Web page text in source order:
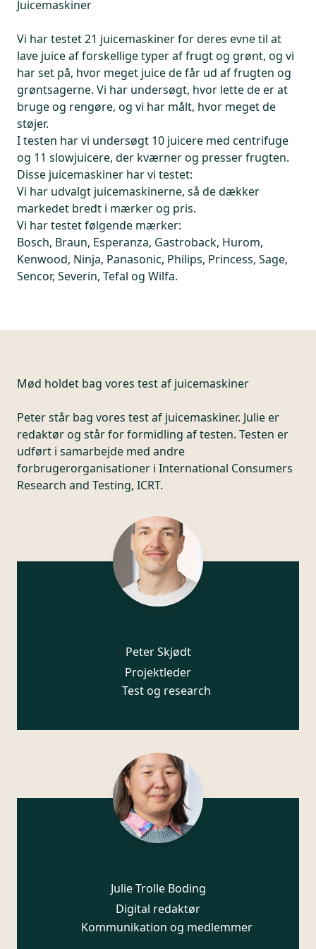
Juicemaskiner
Vi har testet 21 juicemaskiner for deres evne til at
lave juice af forskellige typer af frugt og grønt, og vi
har set på, hvor meget juice de får ud af frugten og
grøntsagerne. Vi har undersøgt, hvor lette de er at
bruge og rengøre, og vi har målt, hvor meget de
støjer.
I testen har vi undersøgt 10 juicere med centrifuge
og 11 slowjuicere, der kværner og presser frugten.
Disse juicemaskiner har vi testet:
Vi har udvalgt juicemaskinerne, så de dækker
markedet bredt i mærker og pris.
Vi har testet følgende mærker:
Bosch, Braun, Esperanza, Gastroback, Hurom,
Kenwood, Ninja, Panasonic, Philips, Princess, Sage,
Sencor, Severin, Tefal og Wilfa.
Mød holdet bag vores test af juicemaskiner
Peter står bag vores test af juicemaskiner. Julie er
redaktør og står for formidling af testen. Testen er
udført i samarbejde med andre
forbrugerorganisationer i International Consumers
Research and Testing, ICRT.
Peter Skjødt
Projektleder
Test og research
Julie Trolle Boding
Digital redaktør
Kommunikation og medlemmer